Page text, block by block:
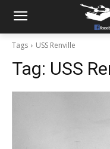
Tags USS Renville
Tag: USS